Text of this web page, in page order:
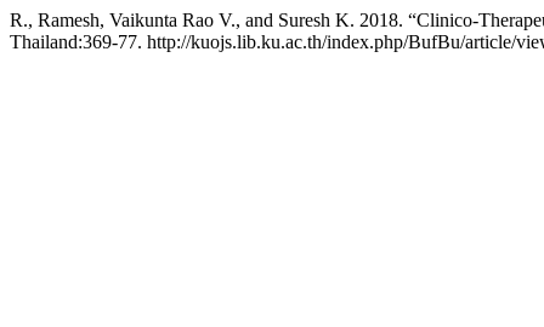
R., Ramesh, Vaikunta Rao V., and Suresh K. 2018. “Clinico-
Thailand:369-77. http://kuojs.lib.ku.ac.th/index.php/BufBu/article/